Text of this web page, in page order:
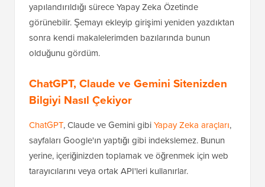
yapılandırıldığı sürece Yapay Zeka Özetinde
görünebilir. Şemayı ekleyip girişimi yeniden yazdıktan
sonra kendi makalelerimden bazılarında bunun
olduğunu gördüm.
ChatGPT, Claude ve Gemini Sitenizden
Bilgiyi Nasıl Çekiyor
ChatGPT, Claude ve Gemini gibiYapay Zeka araçları,
sayfaları Google'ın yaptığı gibi indekslemez. Bunun
yerine, içeriğinizden toplamak ve öğrenmek için web
tarayıcılarını veya ortak API'leri kullanırlar.